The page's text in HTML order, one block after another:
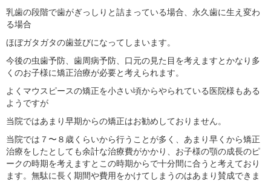
乳歯の段階で歯がぎっしりと詰まっている場合、永久歯に生え変わ
る場合
ほぼガタガタの歯並びになってしまいます。
今後の虫歯予防、歯周病予防、口元の見た目を考えますとかなり多
くのお子様に矯正治療が必要と考えられます。
よくマウスピースの矯正を小さい頃からやられている医院様もある
ようですが
当院ではあまり早期からの矯正はお勧めしておりません。
当院では７〜８歳くらいから行うことが多く、あまり早くから矯正
治療をしたとしても余計な治療費がかかり、お子様の顎の成長のピ
ークの時期を考えますとこの時期からで十分間に合うと考えており
ます。無駄に長く期間や費用をかけてしまうのはあまり賛成できま